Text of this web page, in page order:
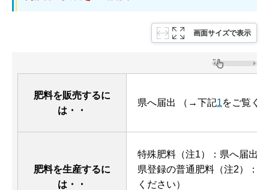
画面サイズで表示
肥料を販売するに
は・・
県へ届出 （→下記1をご覧く
肥料を生産するに
は・・
特殊肥料（注1）：県へ届出
県登録の普通肥料（注2）：
ください）